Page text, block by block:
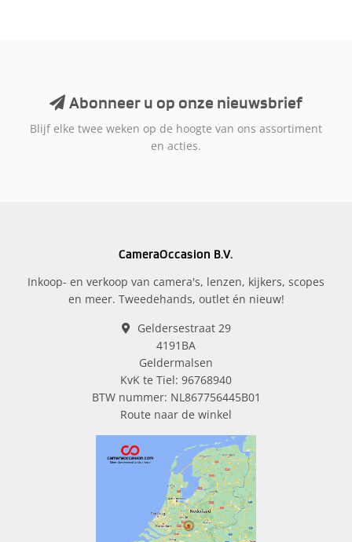
Abonneer u op onze nieuwsbrief
Blijf elke twee weken op de hoogte van ons assortiment
en acties.
CameraOccasion B.V.
Inkoop- en verkoop van camera's, lenzen, kijkers, scopes
en meer. Tweedehands, outlet én nieuw!
Geldersestraat 29
4191BA
Geldermalsen
KvK te Tiel: 96768940
BTW nummer: NL867756445B01
Route naar de winkel